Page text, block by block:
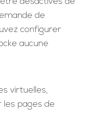
de
configurer
aucune
virtuelles,
les pages de